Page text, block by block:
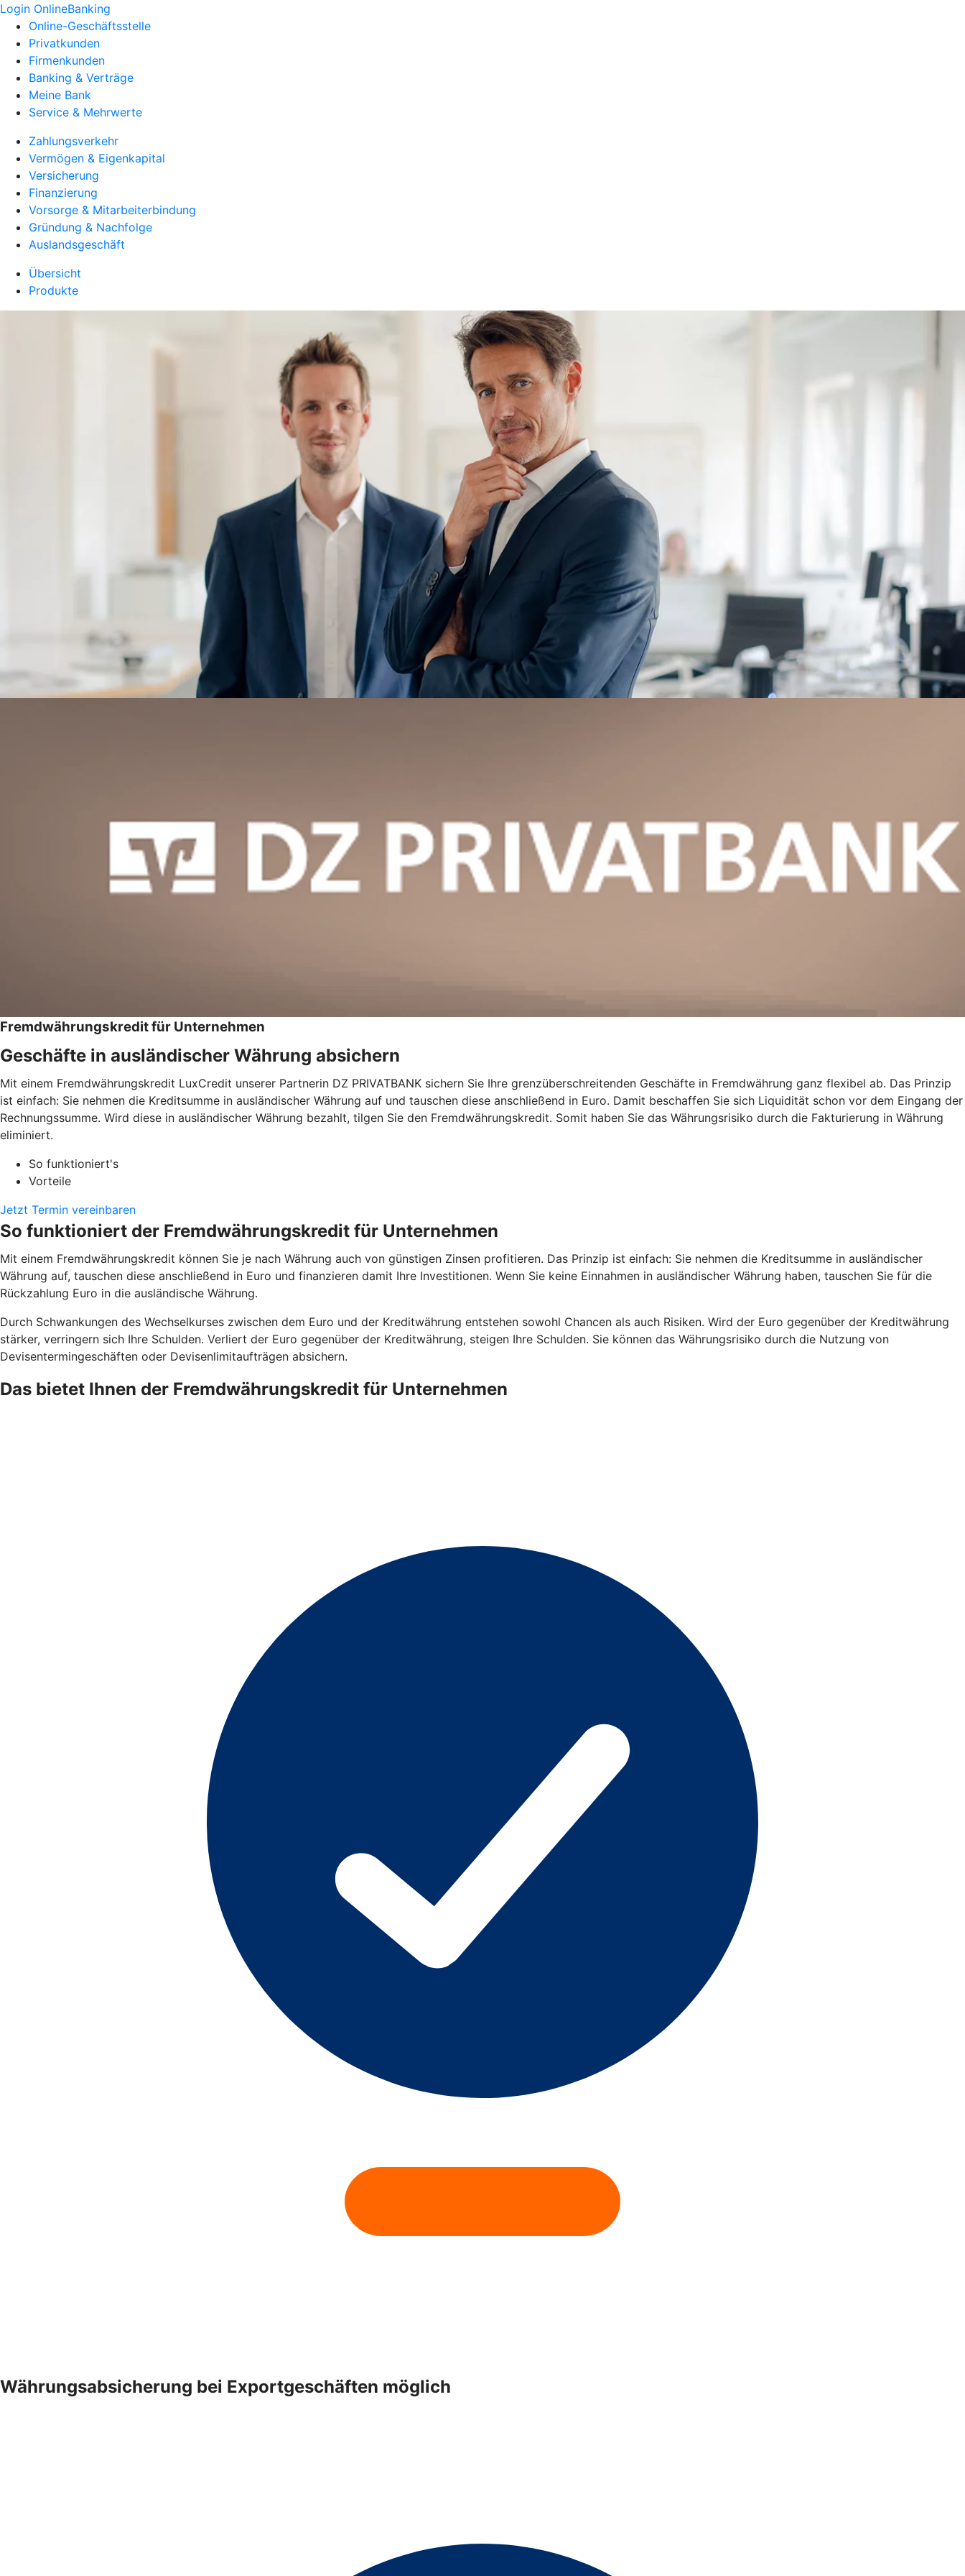
Login OnlineBanking
Online-Geschäftsstelle
Privatkunden
Firmenkunden
Banking & Verträge
Meine Bank
Service & Mehrwerte
Zahlungsverkehr
Vermögen & Eigenkapital
Versicherung
Finanzierung
Vorsorge & Mitarbeiterbindung
Gründung & Nachfolge
Auslandsgeschäft
Übersicht
Produkte
Fremdwährungskredit für Unternehmen
Geschäfte in ausländischer Währung absichern
Mit einem Fremdwährungskredit LuxCredit unserer Partnerin DZ PRIVATBANK sichern Sie Ihre grenzüberschreitenden Geschäfte in Fremdwährung ganz flexibel ab. Das Prinzip
ist einfach: Sie nehmen die Kreditsumme in ausländischer Währung auf und tauschen diese anschließend in Euro. Damit beschaffen Sie sich Liquidität schon vor dem Eingang der
Rechnungssumme. Wird diese in ausländischer Währung bezahlt, tilgen Sie den Fremdwährungskredit. Somit haben Sie das Währungsrisiko durch die Fakturierung in Währung
eliminiert.
So funktioniert's
Vorteile
Jetzt Termin vereinbaren
So funktioniert der Fremdwährungskredit für Unternehmen
Mit einem Fremdwährungskredit können Sie je nach Währung auch von günstigen Zinsen profitieren. Das Prinzip ist einfach: Sie nehmen die Kreditsumme in ausländischer
Währung auf, tauschen diese anschließend in Euro und finanzieren damit Ihre Investitionen. Wenn Sie keine Einnahmen in ausländischer Währung haben, tauschen Sie für die
Rückzahlung Euro in die ausländische Währung.
Durch Schwankungen des Wechselkurses zwischen dem Euro und der Kreditwährung entstehen sowohl Chancen als auch Risiken. Wird der Euro gegenüber der Kreditwährung
stärker, verringern sich Ihre Schulden. Verliert der Euro gegenüber der Kreditwährung, steigen Ihre Schulden. Sie können das Währungsrisiko durch die Nutzung von
Devisentermingeschäften oder Devisenlimitaufträgen absichern.
Das bietet Ihnen der Fremdwährungskredit für Unternehmen
Währungsabsicherung bei Exportgeschäften möglich